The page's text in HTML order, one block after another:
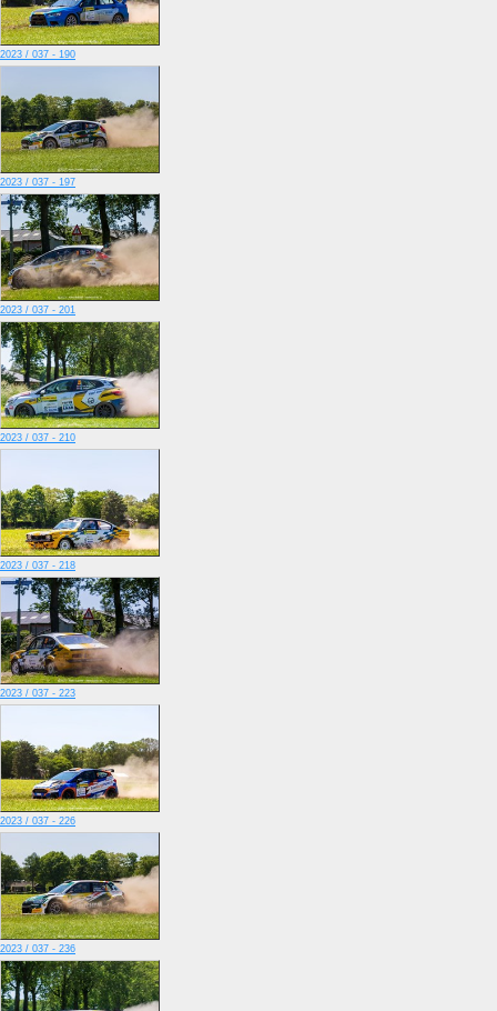
2023 / 037 - 190
2023 / 037 - 197
2023 / 037 - 201
2023 / 037 - 210
2023 / 037 - 218
2023 / 037 - 223
2023 / 037 - 226
2023 / 037 - 236